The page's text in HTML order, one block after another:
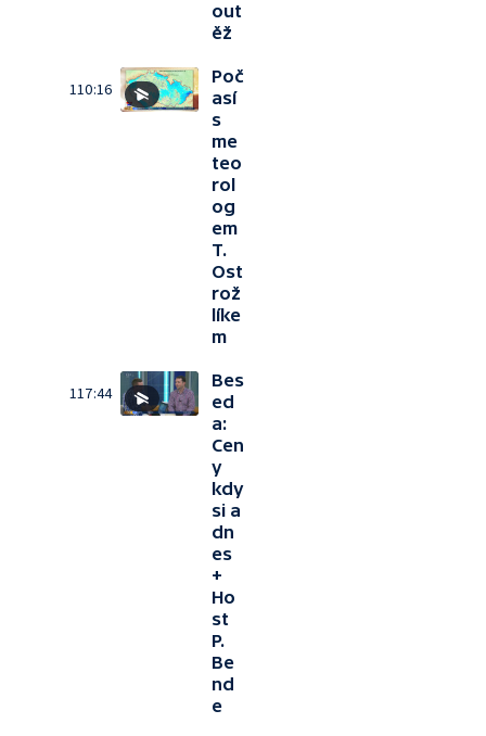
out
ěž
110:16
Poč
así
s
me
teo
rol
og
em
T.
Ost
rož
líke
m
117:44
Bes
ed
a:
Cen
y
kdy
si a
dn
es
+
Ho
st
P.
Be
nd
e